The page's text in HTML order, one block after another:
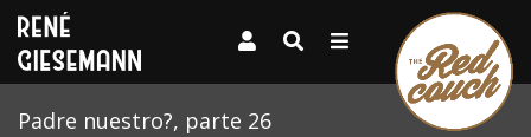
Padre nuestro?, parte 26